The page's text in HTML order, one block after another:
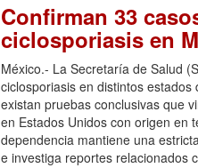
Confirman 33
ciclosporiasis en
México.- La Secretaría de Salud
ciclosporiasis en distintos
existan pruebas conclusivas que
en Estados Unidos con origen en
dependencia mantiene una
e investiga reportes relacionados